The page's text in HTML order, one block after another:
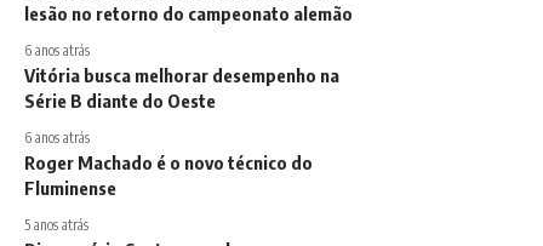
lesão no retorno do campeonato alemão
6 anos atrás
Vitória busca melhorar desempenho na
Série B diante do Oeste
6 anos atrás
Roger Machado é o novo técnico do
Fluminense
5 anos atrás